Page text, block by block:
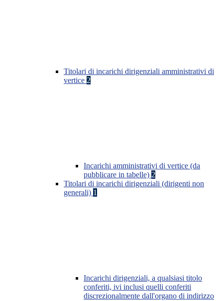
Titolari di incarichi dirigenziali amministrativi di
vertice 2
Incarichi amministrativi di vertice (da
pubblicare in tabelle) 2
Titolari di incarichi dirigenziali (dirigenti non
generali) 1
Incarichi dirigenziali, a qualsiasi titolo
conferiti, ivi inclusi quelli conferiti
discrezionalmente dall'organo di indirizzo